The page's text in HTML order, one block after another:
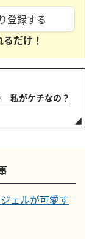
登録する
だけ！
私がケチなの？
ェルが可愛す